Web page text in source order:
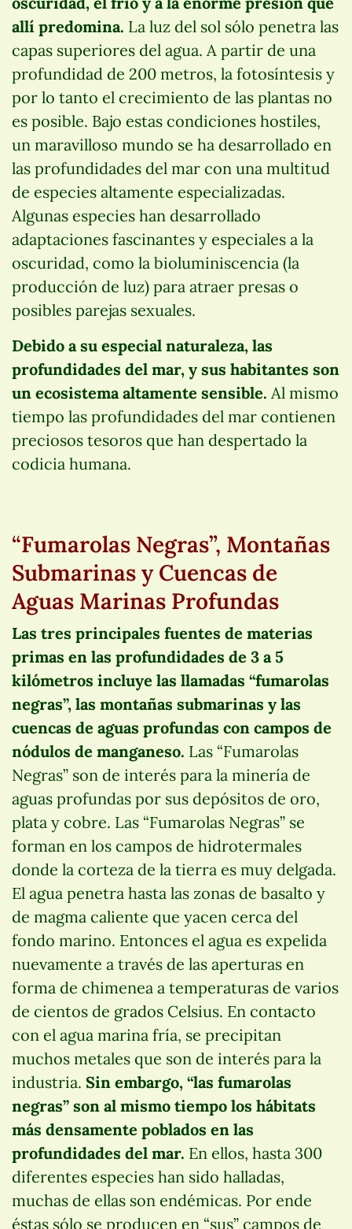
allí predomina. La luz del sol sólo penetra las
capas superiores del agua. A partir de una
profundidad de 200 metros, la fotosíntesis y
por lo tanto el crecimiento de las plantas no
es posible. Bajo estas condiciones hostiles,
un maravilloso mundo se ha desarrollado en
las profundidades del mar con una multitud
de especies altamente especializadas.
Algunas especies han desarrollado
adaptaciones fascinantes y especiales a la
oscuridad, como la bioluminiscencia (la
producción de luz) para atraer presas o
posibles parejas sexuales.
Debido a su especial naturaleza, las
profundidades del mar, y sus habitantes son
un ecosistema altamente sensible. Al mismo
tiempo las profundidades del mar contienen
preciosos tesoros que han despertado la
codicia humana.
“Fumarolas Negras”, Montañas
Submarinas y Cuencas de
Aguas Marinas Profundas
Las tres principales fuentes de materias
primas en las profundidades de 3 a 5
kilómetros incluye las llamadas “fumarolas
negras”, las montañas submarinas y las
cuencas de aguas profundas con campos de
nódulos de manganeso. Las “Fumarolas
Negras” son de interés para la minería de
aguas profundas por sus depósitos de oro,
plata y cobre. Las “Fumarolas Negras” se
forman en los campos de hidrotermales
donde la corteza de la tierra es muy delgada.
El agua penetra hasta las zonas de basalto y
de magma caliente que yacen cerca del
fondo marino. Entonces el agua es expelida
nuevamente a través de las aperturas en
forma de chimenea a temperaturas de varios
de cientos de grados Celsius. En contacto
con el agua marina fría, se precipitan
muchos metales que son de interés para la
industria. Sin embargo, “las fumarolas
negras” son al mismo tiempo los hábitats
más densamente poblados en las
profundidades del mar. En ellos, hasta 300
diferentes especies han sido halladas,
muchas de ellas son endémicas. Por ende
éstas sólo se producen en “sus” campos de